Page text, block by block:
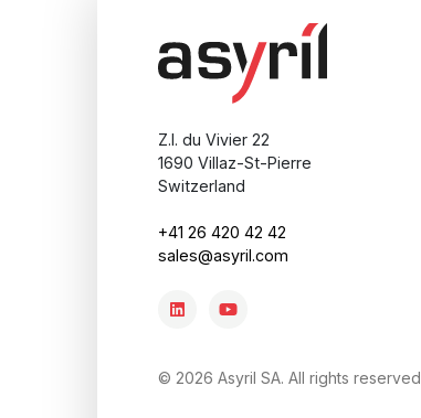
Z.I. du Vivier 22
1690 Villaz-St-Pierre
Switzerland
+41 26 420 42 42
sales@asyril.com
© 2026 Asyril SA. All rights reserved